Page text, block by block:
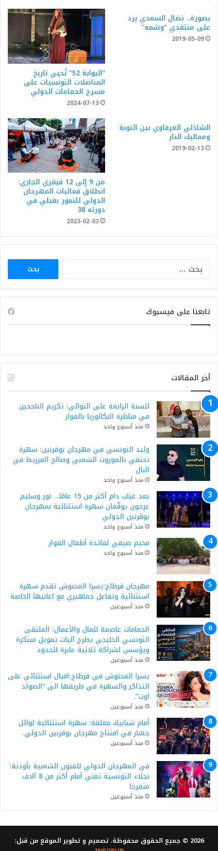
بصورة.. نضال السعدي يرد
على منتقدي “وشمه”
2019-05-09
“البوابة 52” تُحيي تاريخ
المناضلات التونسيات على
مسرح الحمامات الدولي
2024-07-13
الشاذلي العرفاوي بين النوبة
ومماليك النار
2019-02-13
من 9 إلى 12 فيفري الجاري:
انطلاق فعاليات المهرجان
الدولي للتمور بقبلي في
دورته 38
2023-02-03
البحث
تابعنا على فيسبوك
أخر المقالات
للسنة الرابعة على التوالي: تكريم الناجحين
في مناظرة البكالوريا بالفوار
منذ أسبوع واحد
وليد التونسي في مهرجان بوقرنين: سهرة
تحتفي بالموروث الشعبي وصالح الفرزيط في
البال
منذ أسبوع واحد
بعد غياب دام أكثر من 15 عامًا… نور وسليم
عرجون يوقّعان سهرة استثنائية بمهرجان
بوڨرنين الدولي
منذ أسبوع واحد
مخيم صيفي لفائدة أطفال الفوار
منذ أسبوع واحد
مهرجان قرطاج:يسرا المحنوش تقدم سهرة
استثنائية وتفاعل جماهيري مع اغانيها الخاصة
منذ أسبوعين
الحمامات عاصمة للمال والأعمال: الملتقى
التونسي الخليجي يطرح آليات تمويل مبتكرة
ويؤسس لشراكة ثلاثية عابرة للحدود
منذ أسبوعين
يسرا المحنوش في قرطاج:اقبال استثنائي على
التذاكر والسهرة في طريقها الى “الصولد
اوت”.
منذ أسبوعين
أمام شبابيك مغلقة: سهرة استثنائية لوائل
جسّار في افتتاح مهرجان بوقرنين الدولي.
منذ أسبوعين
في المهرجان الدولي للفنون الشعبية بأوذنة:
نجلاء التونسية تغني أمام أكثر من 8 آلاف
متفرجا
منذ أسبوعين
2026 © جميع الحقوق محفوظة. تصميم و تطوير الموقع من قبل: